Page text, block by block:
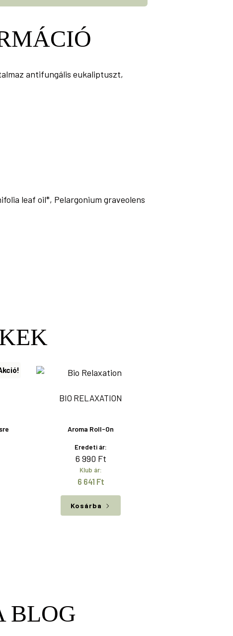
antifungális eukaliptuszt,
leaf oil*, Pelargonium graveolens
BIO RELAXATION
Aroma Roll-On
Eredeti ár:
6 990 Ft
Klub ár:
6 641 Ft
Kosárba
BLOG